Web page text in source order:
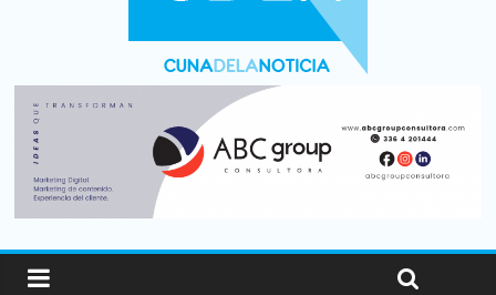
Vacaciones de invierno con más movimiento y consumo
turístico: 4,6 millones de personas viajaron por el país, un 5,9%